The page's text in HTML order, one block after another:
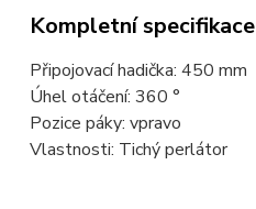
Kompletní specifikace
Připojovací hadička: 450 mm
Úhel otáčení: 360 °
Pozice páky: vpravo
Vlastnosti: Tichý perlátor